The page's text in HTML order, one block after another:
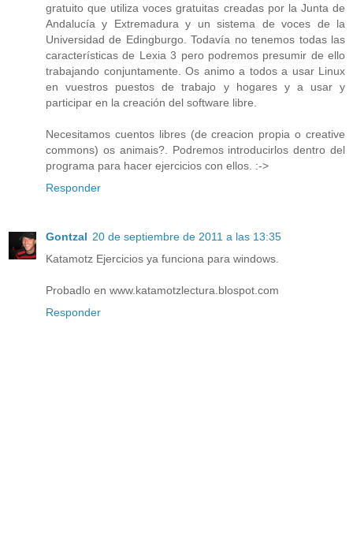
gratuito que utiliza voces gratuitas creadas por la Junta de
Andalucía y Extremadura y un sistema de voces de la
Universidad de Edingburgo. Todavía no tenemos todas las
características de Lexia 3 pero podremos presumir de ello
trabajando conjuntamente. Os animo a todos a usar Linux
en vuestros puestos de trabajo y hogares y a usar y
participar en la creación del software libre.
Necesitamos cuentos libres (de creacion propia o creative
commons) os animais?. Podremos introducirlos dentro del
programa para hacer ejercicios con ellos. :->
Responder
Gontzal 20 de septiembre de 2011 a las 13:35
Katamotz Ejercicios ya funciona para windows.
Probadlo en www.katamotzlectura.blospot.com
Responder